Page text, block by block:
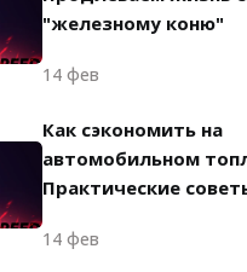
"железному коню"
14 фев
Как сэкономить на
автомобильном
Практические
14 фев